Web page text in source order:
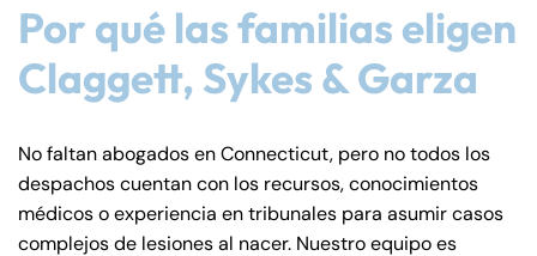
Por qué las familias eligen
Claggett, Sykes & Garza
No faltan abogados en Connecticut, pero no todos los
despachos cuentan con los recursos, conocimientos
médicos o experiencia en tribunales para asumir casos
complejos de lesiones al nacer. Nuestro equipo es